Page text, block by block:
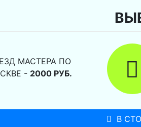
МАСТЕРА ПО
- 2000 РУБ.
В